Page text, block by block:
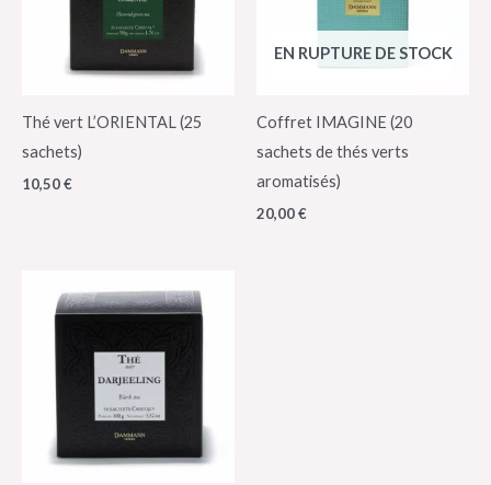
Thé vert L’ORIENTAL (25
sachets)
10,50€
EN RUPTURE DE STOCK
Coffret IMAGINE (20
sachets de thés verts
aromatisés)
20,00€